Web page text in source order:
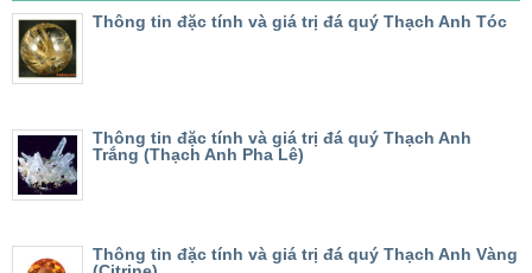
Thông tin đặc tính và giá trị đá quý Thạch Anh Tóc
Thông tin đặc tính và giá trị đá quý Thạch Anh
Trắng (Thạch Anh Pha Lê)
Thông tin đặc tính và giá trị đá quý Thạch Anh Vàng